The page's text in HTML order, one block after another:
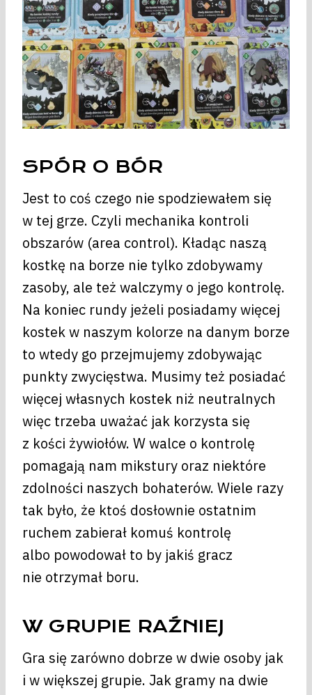
SPÓR O BÓR
Jest to coś czego nie spodziewałem się
w tej grze. Czyli mechanika kontroli
obszarów (area control). Kładąc naszą
kostkę na borze nie tylko zdobywamy
zasoby, ale też walczymy o jego kontrolę.
Na koniec rundy jeżeli posiadamy więcej
kostek w naszym kolorze na danym borze
to wtedy go przejmujemy zdobywając
punkty zwycięstwa. Musimy też posiadać
więcej własnych kostek niż neutralnych
więc trzeba uważać jak korzysta się
z kości żywiołów. W walce o kontrolę
pomagają nam mikstury oraz niektóre
zdolności naszych bohaterów. Wiele razy
tak było, że ktoś dosłownie ostatnim
ruchem zabierał komuś kontrolę
albo powodował to by jakiś gracz
nie otrzymał boru.
W GRUPIE RAŹNIEJ
Gra się zarówno dobrze w dwie osoby jak
i w większej grupie. Jak gramy na dwie